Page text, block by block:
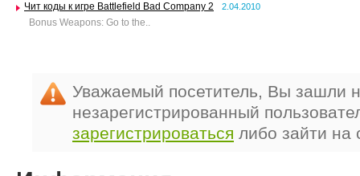
Чит коды к игре Battlefield Bad Company 2 2.04.2010
Bonus Weapons: Go to the..
Уважаемый посетитель, Вы зашли
незарегистрированный
зарегистрироваться либо зайти на